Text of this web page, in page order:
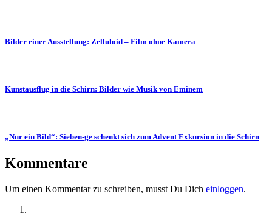
Bilder einer Ausstellung: Zelluloid – Film ohne Kamera
Kunstausflug in die Schirn: Bilder wie Musik von Eminem
„Nur ein Bild“: Sieben-ge schenkt sich zum Advent Exkursion in die Schirn
Kommentare
Um einen Kommentar zu schreiben, musst Du Dich einloggen.